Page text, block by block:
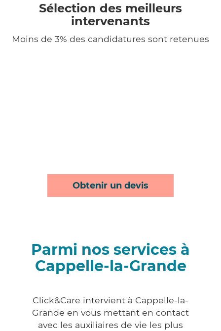
Sélection des meilleurs
intervenants
Moins de 3% des candidatures sont retenues
Obtenir un devis
Parmi nos services à
Cappelle-la-Grande
Click&Care intervient à Cappelle-la-
Grande en vous mettant en contact
avec les auxiliaires de vie les plus